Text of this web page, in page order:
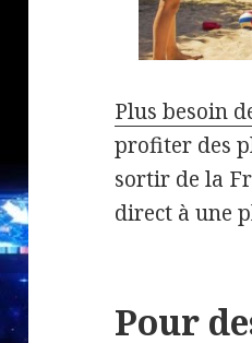
Plus besoin
profiter des
sortir de la
direct à une
Pour